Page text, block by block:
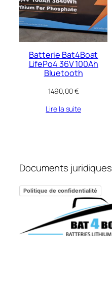
Batterie Bat4Boat
LifePo4 36V 100Ah
Bluetooth
1490,00€
Lire la suite
Documents juridiques
Politique de confidentialité